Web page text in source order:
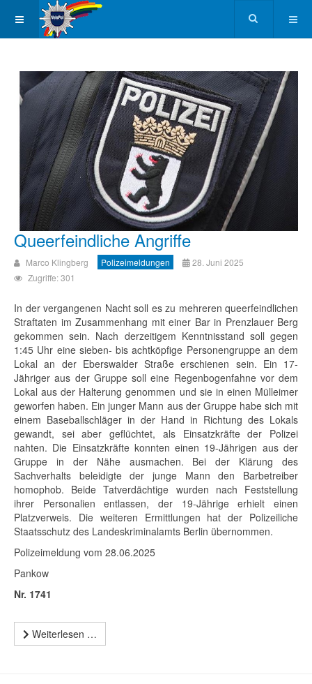
Queerfeindliche Angriffe
Marco Klingberg Polizeimeldungen
28. Juni 2025
Zugriffe: 301
In der vergangenen Nacht soll es zu mehreren queerfeindlichen
Straftaten im Zusammenhang mit einer Bar in Prenzlauer Berg
gekommen sein. Nach derzeitigem Kenntnisstand soll gegen
1:45 Uhr eine sieben- bis achtköpfige Personengruppe an dem
Lokal an der Eberswalder Straße erschienen sein. Ein 17-
Jähriger aus der Gruppe soll eine Regenbogenfahne vor dem
Lokal aus der Halterung genommen und sie in einen Mülleimer
geworfen haben. Ein junger Mann aus der Gruppe habe sich mit
einem Baseballschläger in der Hand in Richtung des Lokals
gewandt, sei aber geflüchtet, als Einsatzkräfte der Polizei
nahten. Die Einsatzkräfte konnten einen 19-Jährigen aus der
Gruppe in der Nähe ausmachen. Bei der Klärung des
Sachverhalts beleidigte der junge Mann den Barbetreiber
homophob. Beide Tatverdächtige wurden nach Feststellung
ihrer Personalien entlassen, der 19-Jährige erhielt einen
Platzverweis. Die weiteren Ermittlungen hat der Polizeiliche
Staatsschutz des Landeskriminalamts Berlin übernommen.
Polizeimeldung vom 28.06.2025
Pankow
Nr. 1741
Weiterlesen …